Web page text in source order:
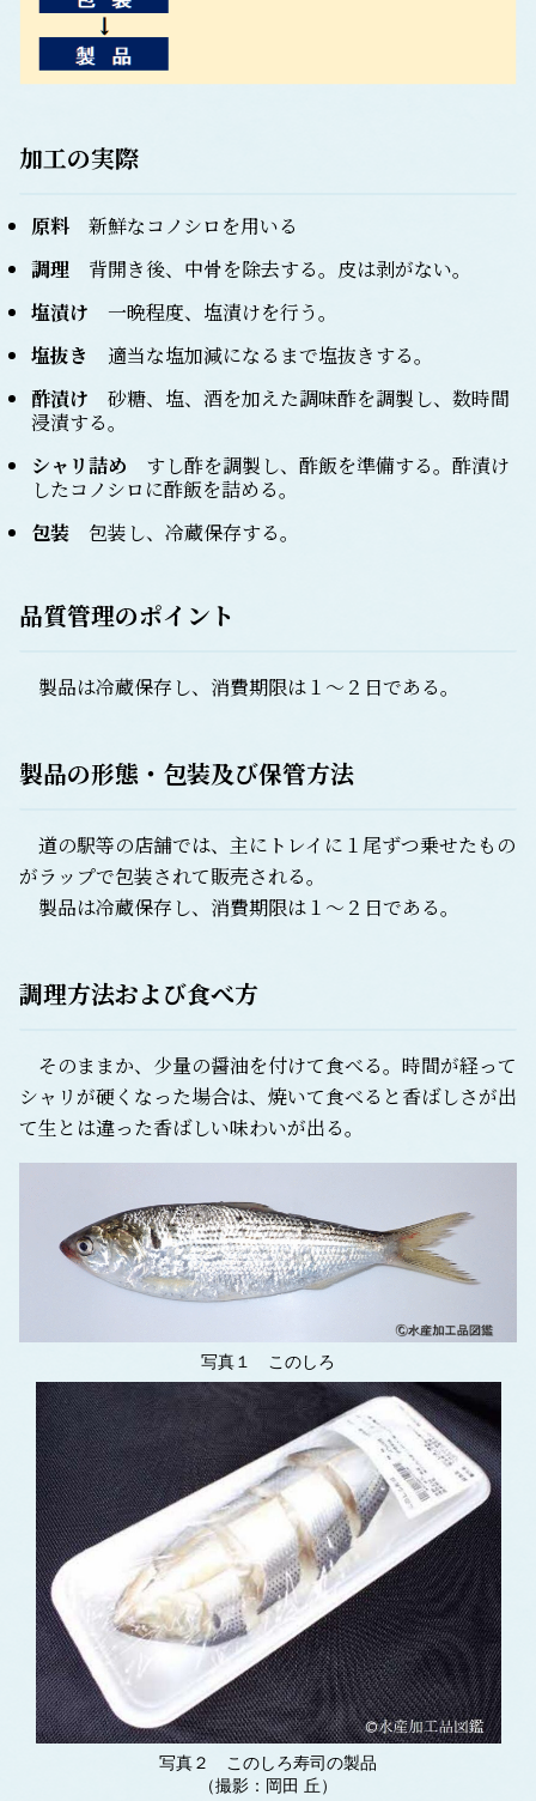
加工の実際
原料 新鮮なコノシロを用いる
調理 背開き後、中骨を除去する。皮は剥がない。
塩漬け 一晩程度、塩漬けを行う。
塩抜き
適当な塩加減になるまで塩抜きする。
酢漬け 砂糖、塩、酒を加えた調味酢を調製し、数時間
浸漬する。
シャリ詰め すし酢を調製し、酢飯を準備する。酢漬け
したコノシロに酢飯を詰める。
包装 包装し、冷蔵保存する。
品質管理のポイント
製品は冷蔵保存し、消費期限は１～２日である。
製品の形態・包装及び保管方法
道の駅等の店舗では、主にトレイに１尾ずつ乗せたもの
がラップで包装されて販売される。
製品は冷蔵保存し、消費期限は１～２日である。
調理方法および食べ方
そのままか、少量の醤油を付けて食べる。時間が経って
シャリが硬くなった場合は、焼いて食べると香ばしさが出
て生とは違った香ばしい味わいが出る。
写真１ このしろ
写真２ このしろ寿司の製品
（撮影：岡田 丘）